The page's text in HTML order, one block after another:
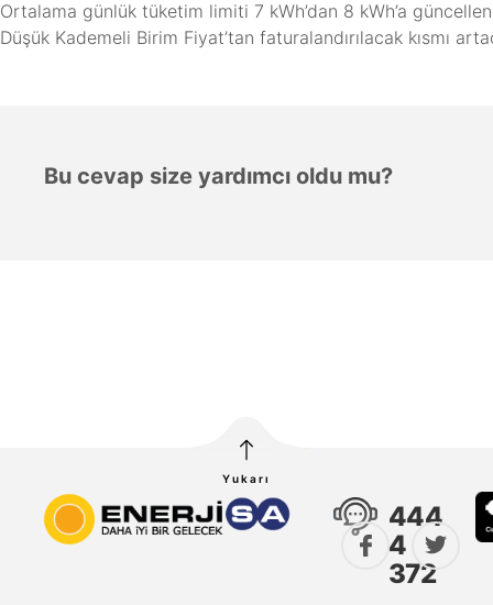
Ortalama günlük tüketim limiti 7 kWh’dan 8 kWh’a
Düşük Kademeli Birim Fiyat’tan faturalandırılacak kısmı
Bu cevap size yardımcı oldu mu?
444
4
372
Yukarı